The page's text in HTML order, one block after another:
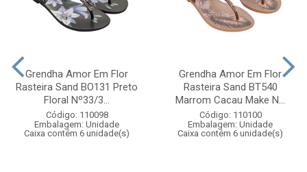
Grendha Amor Em Flor
Rasteira Sand BO131 Preto
Floral Nº33/3...
Código: 110098
Embalagem: Unidade
Caixa contém 6 unidade(s)
Grendha Amor Em Flor
Rasteira Sand BT540
Marrom Cacau Make N...
Código: 110100
Embalagem: Unidade
Caixa contém 6 unidade(s)